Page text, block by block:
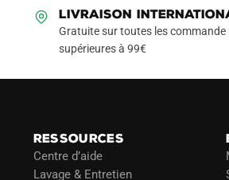
Les
options
peuvent
page
du
LIVRAISON
Gratuite sur toutes les commande
supérieures à 99€
RESSOURCES
Centre d’aide
Lavage & Entretien